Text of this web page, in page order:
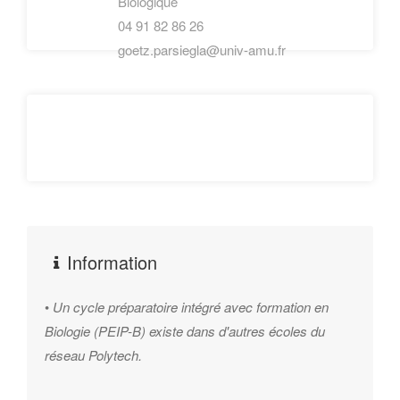
• Biologie des systèmes (omics)
• Ingénierie des bioréacteurs (dimensionnement)
• Génie des bio-procédés
• Modélisation/Simulation de procédés
• Procédés continus, automatisation
04 91 82 86 26
goetz.parsiegla@univ-amu.fr
Information
• Un cycle préparatoire intégré avec formation en
Biologie (PEIP-B) existe dans d'autres écoles du
réseau Polytech.